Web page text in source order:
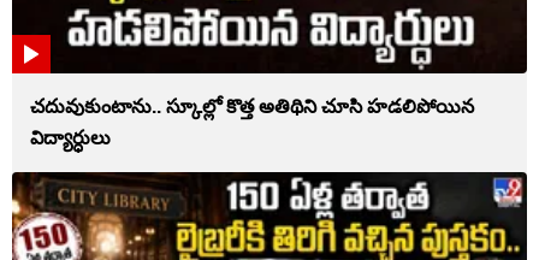
చదువుకుంటాను.. స్కూల్లో కొత్త అతిథిని చూసి హడలిపోయిన
విద్యార్ధులు